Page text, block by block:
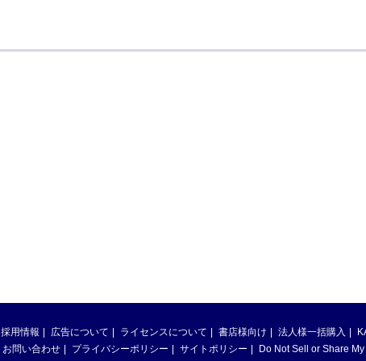
採用情報 広告について ライセンスについて 書店様向け 法人様一括購入
お問い合わせ プライバシーポリシー サイトポリシー
Do Not Sell or Share